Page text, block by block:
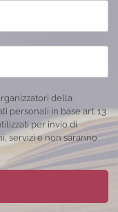
della
personali in base art. 13
per invio di
servizi e non saranno